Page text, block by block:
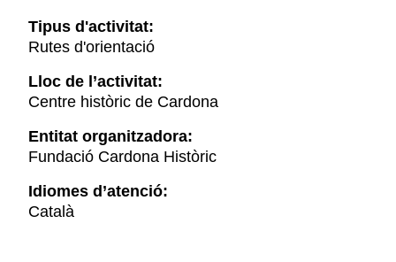
Tipus d'activitat:
Rutes d'orientació
Lloc de l’activitat:
Centre històric de Cardona
Entitat organitzadora:
Fundació Cardona Històric
Idiomes d’atenció:
Català